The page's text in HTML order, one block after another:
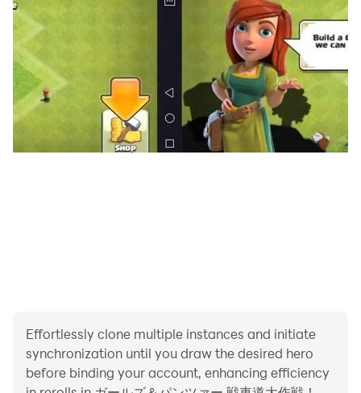
Effortlessly clone multiple instances and initiate
synchronization until you draw the desired hero
before binding your account, enhancing efficiency